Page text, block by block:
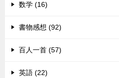
数学 (16)
書物感想 (92)
百人一首 (57)
英語 (22)